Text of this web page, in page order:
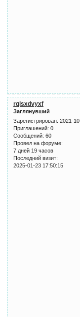
rqlsxdvyxf
Заглянувший
Зарегистрирован: 2021-
Приглашений: 0
Сообщений: 60
Провел на форуме:
7 дней 19 часов
Последний визит:
2025-01-23 17:50:15